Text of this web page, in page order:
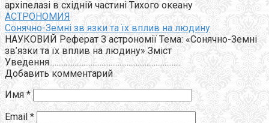
архіпелазі в східній частині Тихого океану
АСТРОНОМИЯ
Сонячно-Земні зв язки та їх вплив на людину
НАУКОВИЙ Реферат З астрономії Тема: «Сонячно-Земні
зв’язки та їх вплив на людину» Зміст
Уведення.........................................................................
Добавить комментарий
Имя *
Email *